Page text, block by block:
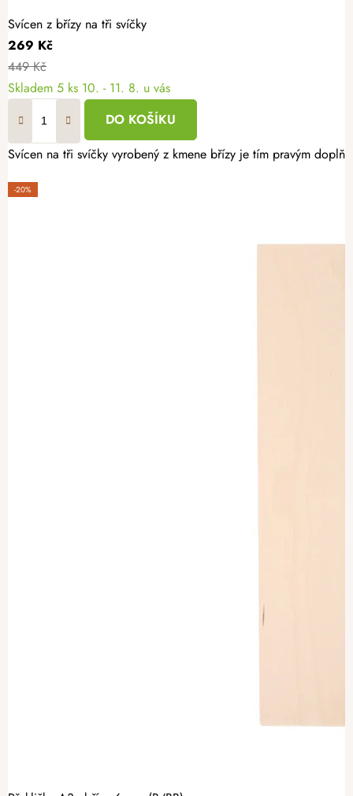
Svícen z břízy na tři svíčky
269 Kč
449 Kč
Skladem 5 ks 10. - 11. 8. u vás
DO KOŠÍKU
Svícen na tři svíčky vyrobený z kmene břízy je tím pravým
-20%